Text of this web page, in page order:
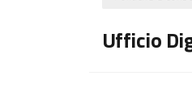
Ufficio